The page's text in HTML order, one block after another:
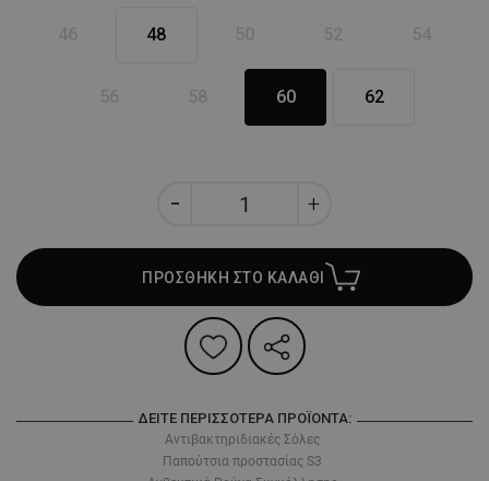
48
60 62
ΠΡΟΣΘΗΚΗ ΣΤΟ ΚΑΛΑΘΙ
ΔΕΊΤΕ ΠΕΡΙΣΣΌΤΕΡΑ ΠΡΟΪΌΝΤΑ:
Αντιβακτηριδιακές Σόλες
Παπούτσια προστασίας S3